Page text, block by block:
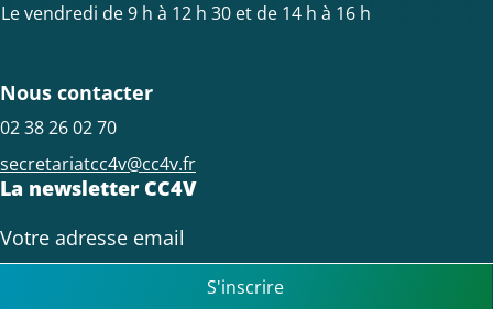
Le vendredi de 9 h à 12 h 30 et de 14 h à 16 h
Nous contacter
02 38 26 02 70
secretariatcc4v@cc4v.fr
La newsletter CC4V
S'inscrire